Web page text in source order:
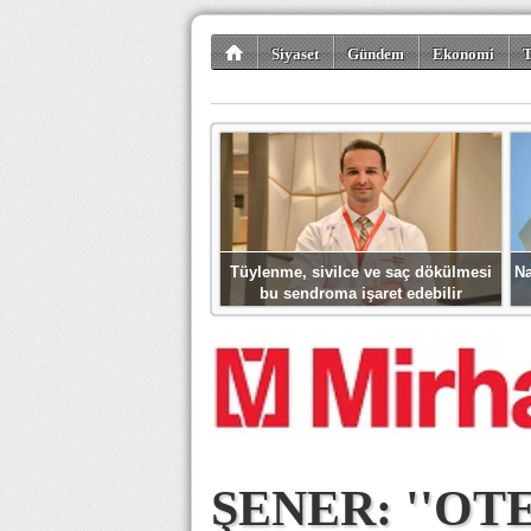
Siyaset Gündem Ekonomi
Tüylenme, sivilce ve saç dökülmesi
bu sendroma işaret edebilir
ŞENER: